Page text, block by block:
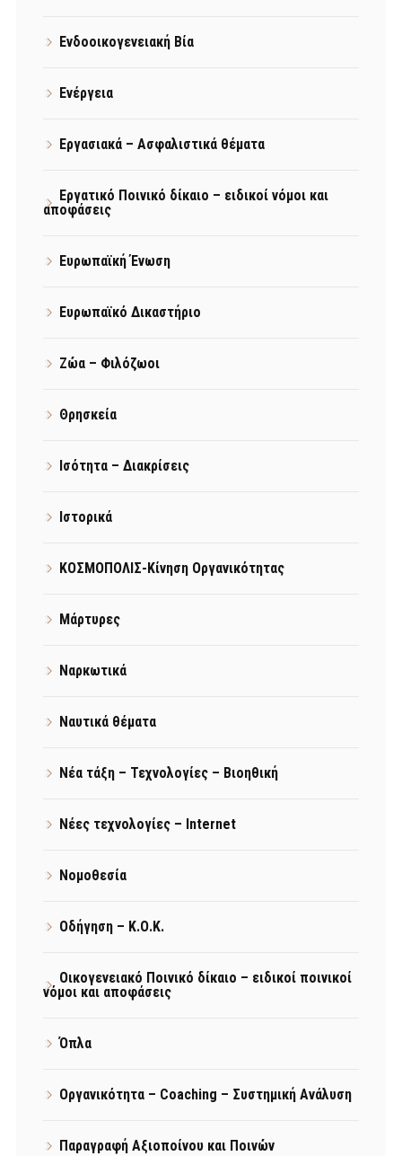
Ενδοοικογενειακή Βία
Ενέργεια
Εργασιακά – Ασφαλιστικά θέματα
Εργατικό Ποινικό δίκαιο – ειδικοί νόμοι και
αποφάσεις
Ευρωπαϊκή Ένωση
Ευρωπαϊκό Δικαστήριο
Ζώα – Φιλόζωοι
Θρησκεία
Ισότητα – Διακρίσεις
Ιστορικά
ΚΟΣΜΟΠΟΛΙΣ-Κίνηση Οργανικότητας
Μάρτυρες
Ναρκωτικά
Ναυτικά θέματα
Νέα τάξη – Τεχνολογίες – Βιοηθική
Νέες τεχνολογίες – Internet
Νομοθεσία
Οδήγηση – Κ.Ο.Κ.
Οικογενειακό Ποινικό δίκαιο – ειδικοί ποινικοί
νόμοι και αποφάσεις
Όπλα
Οργανικότητα – Coaching – Συστημική Ανάλυση
Παραγραφή Αξιοποίνου και Ποινών